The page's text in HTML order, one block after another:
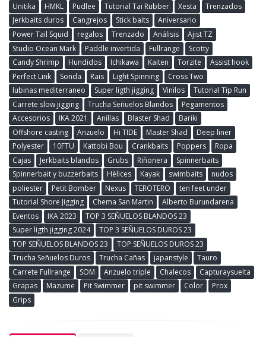
Unitika
HMKL Pudlee Tutorial Tai Rubber Xesta
Trenzados
Jerkbaits duros
Cangrejos Stick baits
Aniversario
Power Tail Squid
regalos Trenzado Análisis
Ajist TZ
Studio Ocean Mark
Paddle invertida Fullrange
Scotty
Candy Shrimp
Hundidos Ichikawa Kaiten Torzite
Assist hook
Perfect Link
Sonda Rais Light Spinning
Cross Two
lubinas mediterraneo
Super ligth jigging Vinilos
Tutorial Tip Run
Carrete slow jigging
Trucha Señuelos Blandos
Pegamentos
Accesorios
IKA 2021 Anillas Blaster Shad
Bariki
Offshore casting
Anzuelo Hi TIDE Master Shad
Deep liner
Polyester
10FTU Kattobi Bou Crankbaits Poppers
Ropa
Cajas
Jerkbaits blandos Grubs Riñonera
Spinnerbaits
Spinnerbait y buzzerbaits
Hèlices Kayak swimbaits
nudos
poliester
Petit Bomber Nexus TEROTERO
ten feet under
Tutorial Shore Jigging
Chema San Martin
Alberto Burundarena
Eventos
IKA 2023
TOP 3 SEÑUELOS BLANDOS 23
Super ligth jigging 2024
TOP 3 SEÑUELOS DUROS 23
TOP SEÑUELOS BLANDOS 23
TOP SEÑUELOS DUROS 23
Trucha Señuelos Duros
Trucha Cañas japanstyle
Tauro
Carrete Fullrange
SOM Anzuelo triple Chalecos
Capturaysuelta
Grapas
Mazume Pit Swimmer pit swimmer Color
Prox
Grips